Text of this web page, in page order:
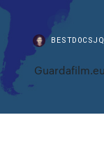
Guardafilm.eu